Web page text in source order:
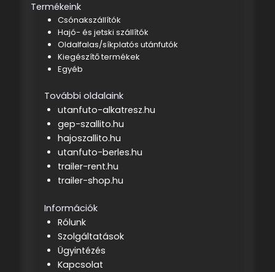
Termékeink
Csónakszállítók
Hajó- és jetski szállítók
Oldalfalas/síkplatós utánfutók
Kiegészítő termékek
Egyéb
További oldalaink
utanfuto-alkatresz.hu
gep-szallito.hu
hajoszallito.hu
utanfuto-berles.hu
trailer-rent.hu
trailer-shop.hu
Információk
Rólunk
Szolgáltatások
Ügyintézés
Kapcsolat